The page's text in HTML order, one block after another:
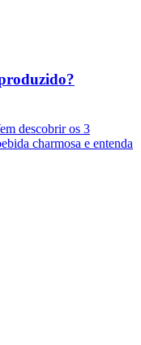
descobrir os 3
charmosa e entenda